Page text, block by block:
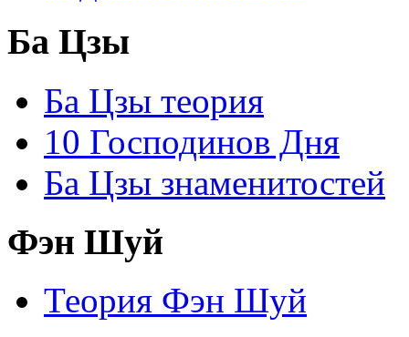
Ба Цзы
Ба Цзы теория
10 Господинов Дня
Ба Цзы знаменитостей
Фэн Шуй
Теория Фэн Шуй